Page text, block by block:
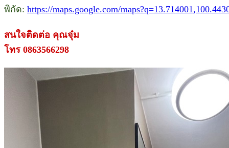
พิกัด: https://maps.google.com/
สนใจติดต่อ คุณจุ๋ม
โทร 0863566298